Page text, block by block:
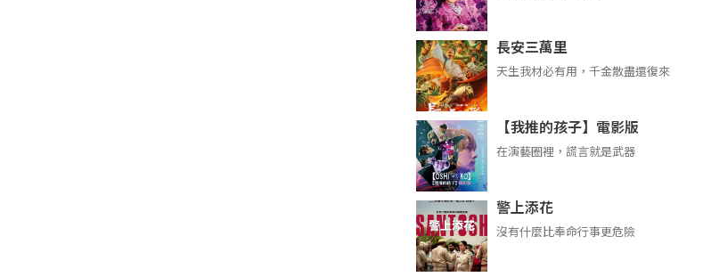
長安三萬里
天生我材必有用，千金散盡還復來
【我推的孩子】電影版
在演藝圈裡，謊言就是武器
警上添花
沒有什麼比奉命行事更危險